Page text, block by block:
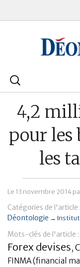
Rechercher
Patrimoine
Immobilier
Banque
4,2
pour les
les
Le 13 novembre 2014
Catégories de l'article :
Déontologie →
Mots-clés de l'article :
Forex devises,
FINMA (financial